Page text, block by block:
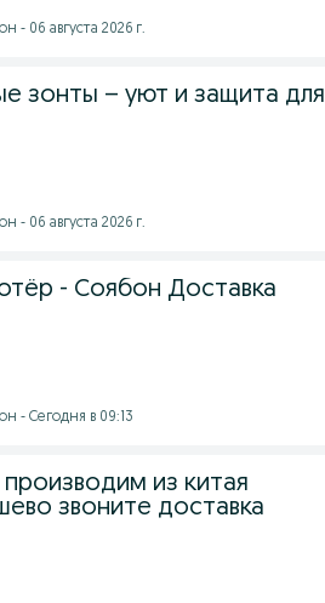
- 06 августа 2026 г.
зонты – уют и защита для
- 06 августа 2026 г.
- Соябон Доставка
- Сегодня в 09:13
из китая
звоните доставка